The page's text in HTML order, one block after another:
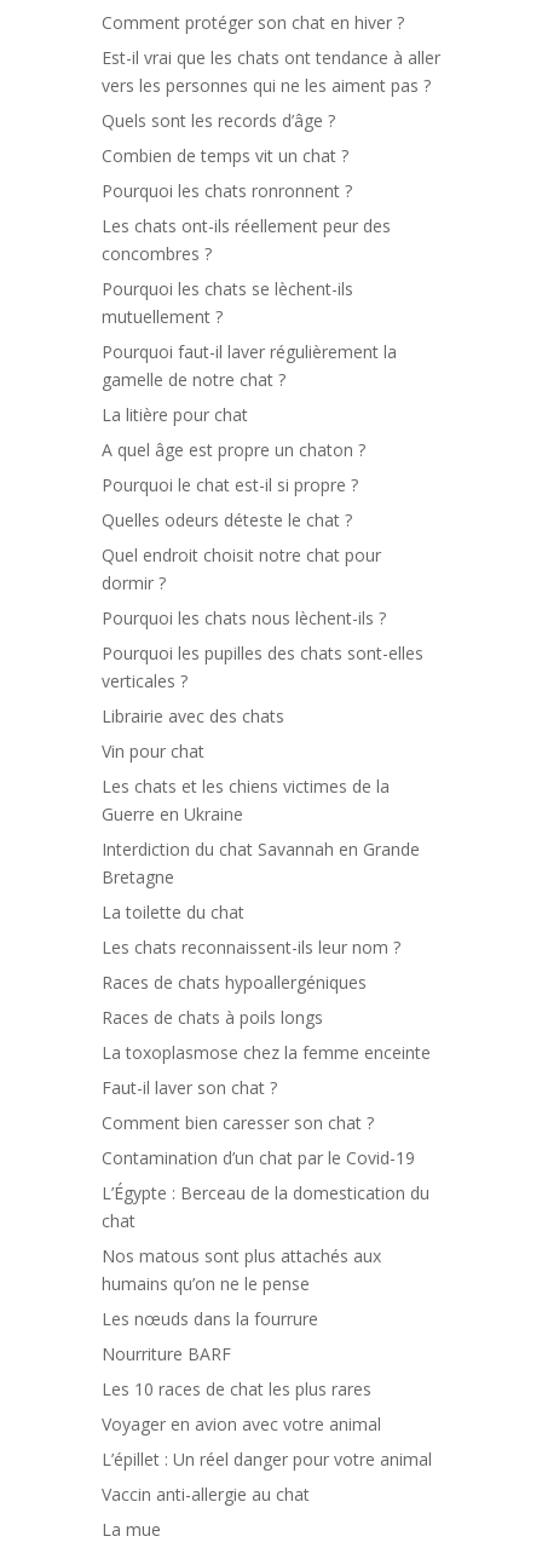
Comment protéger son chat en hiver ?
Est-il vrai que les chats ont tendance à aller
vers les personnes qui ne les aiment pas ?
Quels sont les records d’âge ?
Combien de temps vit un chat ?
Pourquoi les chats ronronnent ?
Les chats ont-ils réellement peur des
concombres ?
Pourquoi les chats se lèchent-ils
mutuellement ?
Pourquoi faut-il laver régulièrement la
gamelle de notre chat ?
La litière pour chat
A quel âge est propre un chaton ?
Pourquoi le chat est-il si propre ?
Quelles odeurs déteste le chat ?
Quel endroit choisit notre chat pour
dormir ?
Pourquoi les chats nous lèchent-ils ?
Pourquoi les pupilles des chats sont-elles
verticales ?
Librairie avec des chats
Vin pour chat
Les chats et les chiens victimes de la
Guerre en Ukraine
Interdiction du chat Savannah en Grande
Bretagne
La toilette du chat
Les chats reconnaissent-ils leur nom ?
Races de chats hypoallergéniques
Races de chats à poils longs
La toxoplasmose chez la femme enceinte
Faut-il laver son chat ?
Comment bien caresser son chat ?
Contamination d’un chat par le Covid-19
L’Égypte : Berceau de la domestication du
chat
Nos matous sont plus attachés aux
humains qu’on ne le pense
Les nœuds dans la fourrure
Nourriture BARF
Les 10 races de chat les plus rares
Voyager en avion avec votre animal
L’épillet : Un réel danger pour votre animal
Vaccin anti-allergie au chat
La mue